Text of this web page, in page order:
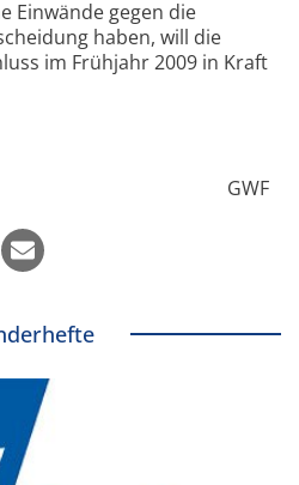
Einwände gegen die
haben, will die
im Frühjahr 2009 in Kraft
GWF